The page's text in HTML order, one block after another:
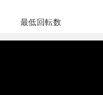
最低回転数